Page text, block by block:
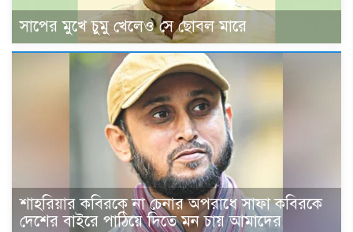
সাপের মুখে চুমু খেলেও সে ছোবল মারে
শাহরিয়ার কবিরকে না চেনার অপরাধে সাফা কবিরকে
দেশের বাইরে পাঠিয়ে দিতে মন চায় আমাদের